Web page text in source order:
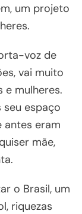
um projeto
voz de
vai muito
e mulheres.
seu espaço
antes eram
mãe,
o Brasil, um
riquezas